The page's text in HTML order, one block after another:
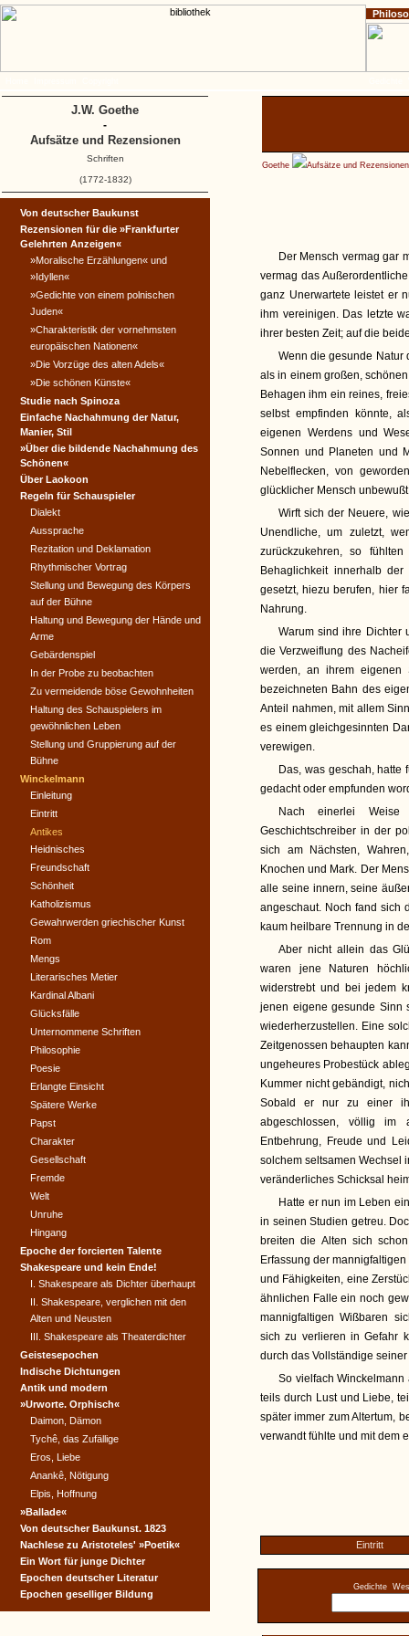
Goethe Aufsätze und Rezensionen
Der Mensch vermag gar
vermag das
ganz Unerwartete leistet er
ihm vereinigen. Das letzte
ihrer besten Zeit; auf die
Wenn die gesunde Natur
als in einem großen,
Behagen ihm ein reines,
selbst empfinden könnte,
eigenen Werdens und
Sonnen und Planeten und
Nebelflecken, von
glücklicher Mensch
Wirft sich der Neuere,
Unendliche, um zuletzt,
zurückzukehren, so
Behaglichkeit innerhalb
gesetzt, hiezu berufen, hier
Nahrung.
Warum sind ihre Dichter
die Verzweiflung des
werden, an ihrem eigenen
bezeichneten Bahn des
Anteil nahmen, mit allem
es einem gleichgesinnten
verewigen.
Das, was geschah,
gedacht oder empfunden
Nach einerlei
Geschichtschreiber in der
sich am Nächsten,
Knochen und Mark. Der
alle seine innern, seine
angeschaut. Noch fand sich
kaum heilbare Trennung in
Aber nicht allein das
waren jene Naturen
widerstrebt und bei jedem
jenen eigene gesunde Sinn
wiederherzustellen. Eine
Zeitgenossen behaupten
ungeheures Probestück
Kummer nicht gebändigt,
Sobald er nur zu einer
abgeschlossen, völlig im
Entbehrung, Freude und
solchem seltsamen Wechsel
veränderliches Schicksal
Hatte er nun im Leben
in seinen Studien getreu.
breiten die Alten sich
Erfassung der
und Fähigkeiten, eine
ähnlichen Falle ein noch
mannigfaltigen Wißbaren
sich zu verlieren in Gefahr
durch das Vollständige
So vielfach
teils durch Lust und Liebe,
später immer zum Altertum,
verwandt fühlte und mit dem
Eintritt
Gedichte
Von deutscher Baukunst
Rezensionen für die »Frankfurter
Gelehrten Anzeigen«
»Moralische Erzählungen« und
»Idyllen«
»Gedichte von einem polnischen
Juden«
»Charakteristik der vornehmsten
europäischen Nationen«
»Die Vorzüge des alten Adels«
»Die schönen Künste«
Studie nach Spinoza
Einfache Nachahmung der Natur,
Manier, Stil
»Über die bildende Nachahmung des
Schönen«
Über Laokoon
Regeln für Schauspieler
Dialekt
Aussprache
Rezitation und Deklamation
Rhythmischer Vortrag
Stellung und Bewegung des Körpers
auf der Bühne
Haltung und Bewegung der Hände und
Arme
Gebärdenspiel
In der Probe zu beobachten
Zu vermeidende böse Gewohnheiten
Haltung des Schauspielers im
gewöhnlichen Leben
Stellung und Gruppierung auf der
Bühne
Winckelmann
Einleitung
Eintritt
Antikes
Heidnisches
Freundschaft
Schönheit
Katholizismus
Gewahrwerden griechischer Kunst
Rom
Mengs
Literarisches Metier
Kardinal Albani
Glücksfälle
Unternommene Schriften
Philosophie
Poesie
Erlangte Einsicht
Spätere Werke
Papst
Charakter
Gesellschaft
Fremde
Welt
Unruhe
Hingang
Epoche der forcierten Talente
Shakespeare und kein Ende!
I. Shakespeare als Dichter überhaupt
II. Shakespeare, verglichen mit den
Alten und Neusten
III. Shakespeare als Theaterdichter
Geistesepochen
Indische Dichtungen
Antik und modern
»Urworte. Orphisch«
Daimon, Dämon
Tychê, das Zufällige
Eros, Liebe
Anankê, Nötigung
Elpis, Hoffnung
»Ballade«
Von deutscher Baukunst. 1823
Nachlese zu Aristoteles' »Poetik«
Ein Wort für junge Dichter
Epochen deutscher Literatur
Epochen geselliger Bildung
J.W. Goethe
-
Aufsätze und Rezensionen
Schriften
(1772-1832)